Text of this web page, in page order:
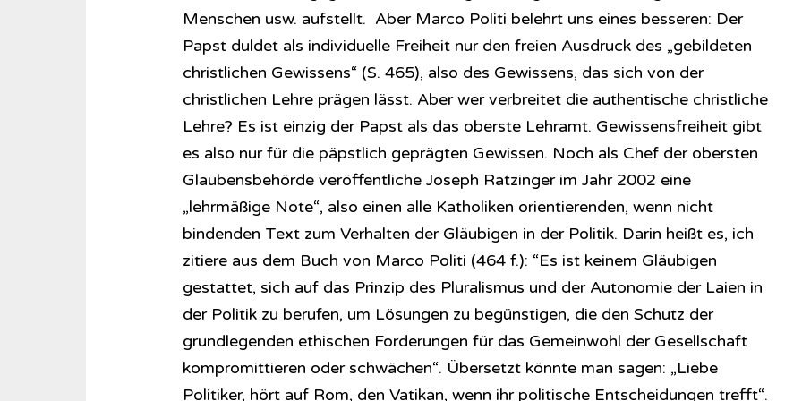
Menschen usw. aufstellt. Aber Marco Politi belehrt uns eines besseren: Der
Papst duldet als individuelle Freiheit nur den freien Ausdruck des „gebildeten
christlichen Gewissens“ (S. 465), also des Gewissens, das sich von der
christlichen Lehre prägen lässt. Aber wer verbreitet die authentische christliche
Lehre? Es ist einzig der Papst als das oberste Lehramt. Gewissensfreiheit gibt
es also nur für die päpstlich geprägten Gewissen. Noch als Chef der obersten
Glaubensbehörde veröffentliche Joseph Ratzinger im Jahr 2002 eine
„lehrmäßige Note“, also einen alle Katholiken orientierenden, wenn nicht
bindenden Text zum Verhalten der Gläubigen in der Politik. Darin heißt es, ich
zitiere aus dem Buch von Marco Politi (464 f.): “Es ist keinem Gläubigen
gestattet, sich auf das Prinzip des Pluralismus und der Autonomie der Laien in
der Politik zu berufen, um Lösungen zu begünstigen, die den Schutz der
grundlegenden ethischen Forderungen für das Gemeinwohl der Gesellschaft
kompromittieren oder schwächen“. Übersetzt könnte man sagen: „Liebe
Politiker, hört auf Rom, den Vatikan, wenn ihr politische Entscheidungen trefft“.